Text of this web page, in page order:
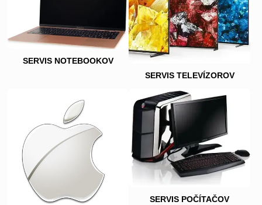
SERVIS NOTEBOOKOV
SERVIS TELEVÍZOROV
SERVIS POČÍTAČOV